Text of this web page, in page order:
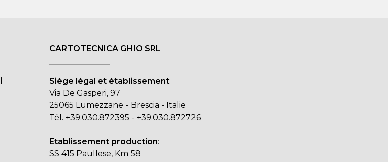
CARTOTECNICA GHIO SRL
Siège légal et établissement:
Via De Gasperi, 97
25065 Lumezzane - Brescia - Italie
Tél. +39.030.872395 - +39.030.872726
Etablissement production:
SS 415 Paullese, Km 58